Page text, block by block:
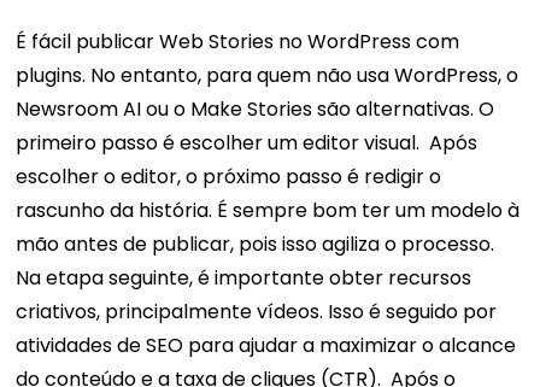
É fácil publicar Web Stories no WordPress com
plugins. No entanto, para quem não usa WordPress, o
Newsroom AI ou o Make Stories são alternativas. O
primeiro passo é escolher um editor visual. Após
escolher o editor, o próximo passo é redigir o
rascunho da história. É sempre bom ter um modelo à
mão antes de publicar, pois isso agiliza o processo.
Na etapa seguinte, é importante obter recursos
criativos, principalmente vídeos. Isso é seguido por
atividades de SEO para ajudar a maximizar o alcance
do conteúdo e a taxa de cliques (CTR). Após o